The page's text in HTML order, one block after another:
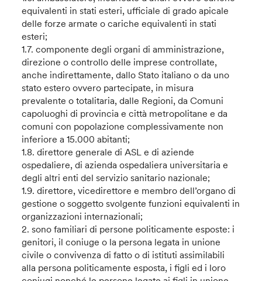
equivalenti in stati esteri, ufficiale di grado apicale
delle forze armate o cariche equivalenti in stati
esteri;
1.7. componente degli organi di amministrazione,
direzione o controllo delle imprese controllate,
anche indirettamente, dallo Stato italiano o da uno
stato estero ovvero partecipate, in misura
prevalente o totalitaria, dalle Regioni, da Comuni
capoluoghi di provincia e città metropolitane e da
comuni con popolazione complessivamente non
inferiore a 15.000 abitanti;
1.8. direttore generale di ASL e di aziende
ospedaliere, di azienda ospedaliera universitaria e
degli altri enti del servizio sanitario nazionale;
1.9. direttore, vicedirettore e membro dell’organo di
gestione o soggetto svolgente funzioni equivalenti in
organizzazioni internazionali;
2. sono familiari di persone politicamente esposte: i
genitori, il coniuge o la persona legata in unione
civile o convivenza di fatto o di istituti assimilabili
alla persona politicamente esposta, i figli ed i loro